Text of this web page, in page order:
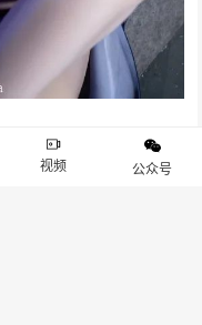
视频 公众号